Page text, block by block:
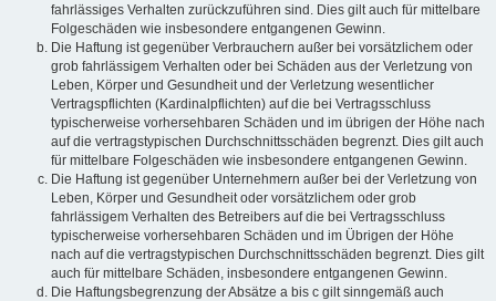
fahrlässiges Verhalten zurückzuführen sind. Dies gilt auch für mittelbare
Folgeschäden wie insbesondere entgangenen Gewinn.
Die Haftung ist gegenüber Verbrauchern außer bei vorsätzlichem oder
grob fahrlässigem Verhalten oder bei Schäden aus der Verletzung von
Leben, Körper und Gesundheit und der Verletzung wesentlicher
Vertragspflichten (Kardinalpflichten) auf die bei Vertragsschluss
typischerweise vorhersehbaren Schäden und im übrigen der Höhe nach
auf die vertragstypischen Durchschnittsschäden begrenzt. Dies gilt auch
für mittelbare Folgeschäden wie insbesondere entgangenen Gewinn.
Die Haftung ist gegenüber Unternehmern außer bei der Verletzung von
Leben, Körper und Gesundheit oder vorsätzlichem oder grob
fahrlässigem Verhalten des Betreibers auf die bei Vertragsschluss
typischerweise vorhersehbaren Schäden und im Übrigen der Höhe
nach auf die vertragstypischen Durchschnittsschäden begrenzt. Dies gilt
auch für mittelbare Schäden, insbesondere entgangenen Gewinn.
Die Haftungsbegrenzung der Absätze a bis c gilt sinngemäß auch